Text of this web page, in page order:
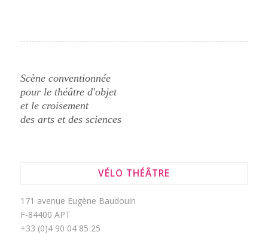
Scène conventionnée
pour le théâtre d'objet
et le croisement
des arts et des sciences
VÉLO THÉÂTRE
171 avenue Eugène Baudouin
F-84400 APT
+33 (0)4 90 04 85 25